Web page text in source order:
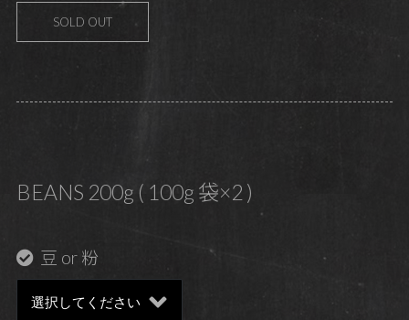
SOLD OUT
BEANS 200g ( 100g 袋×2 )
豆 or 粉